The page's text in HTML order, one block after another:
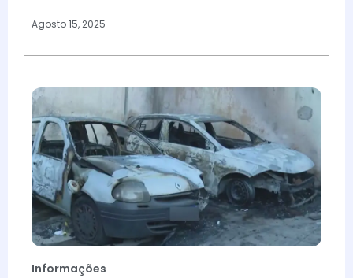
Agosto 15, 2025
Informações